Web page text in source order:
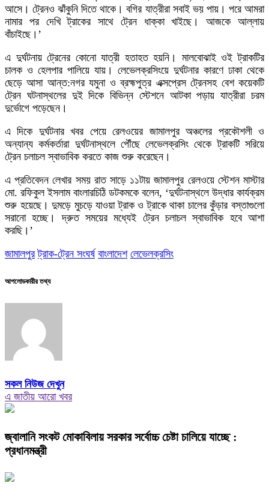
আসে। ট্রেনও ঝাঁকুনি দিতে থাকে। বগির যাত্রীরা সবাই ভয় পায়। পরে আমরা
নামার পর দেখি ট্রাকের সাথে ট্রেন ধাক্কা খাইছে। আজকে আল্লায়
বাঁচাইছে।’
এ দুর্ঘটনায় ট্রেনের কোনো যাত্রী হতাহত হয়নি। মালবোঝাই ওই ট্রাকটির
চালক ও হেলপার পালিয়ে যায়। লেভেলক্রসিংয়ে দুর্ঘটনার কারণে ঢাকা থেকে
ছেড়ে আসা আন্ত:নগর যমুনা ও ব্রহ্মপুত্র এক্সপ্রেস ট্রেনসহ বেশ কয়েকটি
ট্রেন ঘটনাস্থলের দুই দিকে বিভিন্ন স্টেশনে আটকা পড়ায় যাত্রীরা চরম
দুর্ভোগে পড়েছেন।
এ দিকে দুর্ঘটনার খবর পেয়ে রেলওয়ের জামালপুর অঞ্চলের প্রকৌশলী ও
অন্যান্য কর্মকর্তারা দুর্ঘটনাস্থলে পৌঁছে লেভেলক্রসিং থেকে ট্রাকটি সরিয়ে
ট্রেন চলাচল স্বাভাবিক করতে কাজ শুরু করেছেন।
এ প্রতিবেদন লেখার সময় রাত সাড়ে ১১টায় জামালপুর রেলওয়ে স্টেশন মাস্টার
মো. রফিকুল ইসলাম বাংলারচিঠি ডটকমকে বলেন, ‘দুর্ঘটনাস্থলে উদ্ধার কার্যক্রম
শুরু হয়েছে। দুমড়ে মুচড়ে যাওয়া ট্রাক ও ট্রাকে থাকা চালের কুঁড়ার বস্তাগুলো
সরানো হচ্ছে। দ্রুত সময়ের মধ্যেই ট্রেন চলাচল স্বাভাবিক হবে আশা
করছি।’
জামালপুর ট্রাক-ট্রেন সংঘর্ষ বাংলাদেশ লেভেলক্রসিং
আপলোডকারীর তথ্য
সকল নিউজ দেখুন
এ জাতীয় আরো খবর
জ্বালানি সংকট মোকাবিলায় সরকার সর্বোচ্চ চেষ্টা চালিয়ে যাচ্ছে :
প্রধানমন্ত্রী